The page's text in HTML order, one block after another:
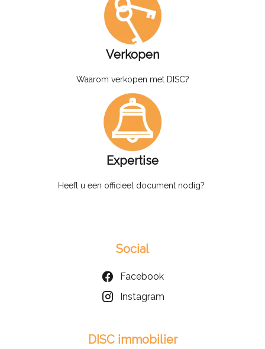
Verkopen
Waarom verkopen met DISC?
Expertise
Heeft u een officieel document nodig?
Social
Facebook
Instagram
DISC immobilier